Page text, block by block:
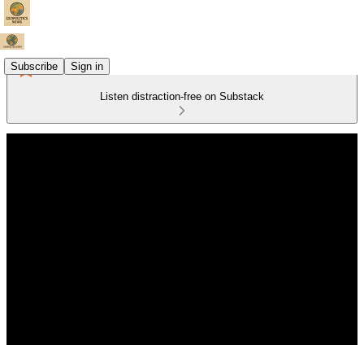
Subscribe Sign in
Listen distraction-free on Substack